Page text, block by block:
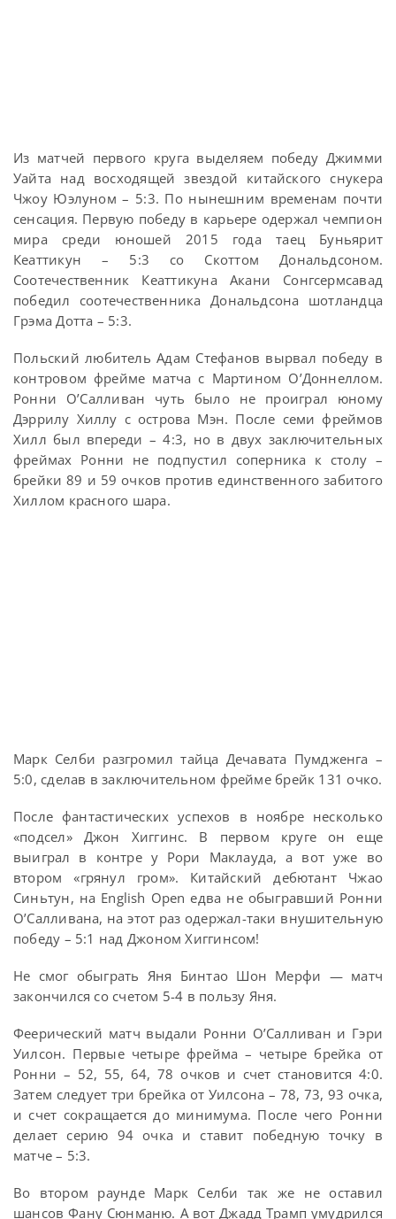
Из матчей первого круга выделяем победу Джимми
Уайта над восходящей звездой китайского снукера
Чжоу Юэлуном – 5:3. По нынешним временам почти
сенсация. Первую победу в карьере одержал чемпион
мира среди юношей 2015 года таец Буньярит
Кеаттикун – 5:3 со Скоттом Дональдсоном.
Соотечественник Кеаттикуна Акани Сонгсермсавад
победил соотечественника Дональдсона шотландца
Грэма Дотта – 5:3.
Польский любитель Адам Стефанов вырвал победу в
контровом фрейме матча с Мартином О’Доннеллом.
Ронни О’Салливан чуть было не проиграл юному
Дэррилу Хиллу с острова Мэн. После семи фреймов
Хилл был впереди – 4:3, но в двух заключительных
фреймах Ронни не подпустил соперника к столу –
брейки 89 и 59 очков против единственного забитого
Хиллом красного шара.
Марк Селби разгромил тайца Дечавата Пумдженга –
5:0, сделав в заключительном фрейме брейк 131 очко.
После фантастических успехов в ноябре несколько
«подсел» Джон Хиггинс. В первом круге он еще
выиграл в контре у Рори Маклауда, а вот уже во
втором «грянул гром». Китайский дебютант Чжао
Синьтун, на English Open едва не обыгравший Ронни
О’Салливана, на этот раз одержал-таки внушительную
победу – 5:1 над Джоном Хиггинсом!
Не смог обыграть Яня Бинтао Шон Мерфи — матч
закончился со счетом 5-4 в пользу Яня.
Феерический матч выдали Ронни О’Салливан и Гэри
Уилсон. Первые четыре фрейма – четыре брейка от
Ронни – 52, 55, 64, 78 очков и счет становится 4:0.
Затем следует три брейка от Уилсона – 78, 73, 93 очка,
и счет сокращается до минимума. После чего Ронни
делает серию 94 очка и ставит победную точку в
матче – 5:3.
Во втором раунде Марк Селби так же не оставил
шансов Фану Сюнманю. А вот Джадд Трамп умудрился